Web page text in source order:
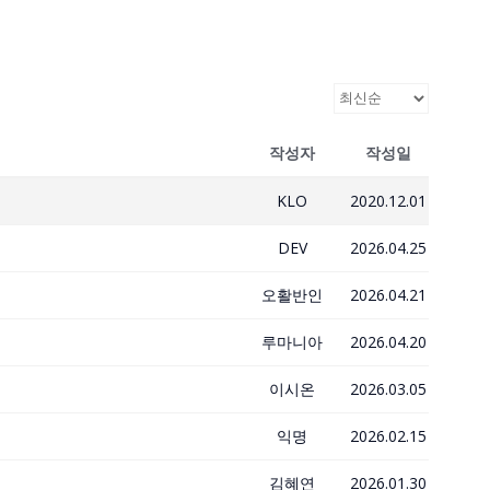
작성자 작성일
KLO 2020.12.01
DEV 2026.04.25
오활반인 2026.04.21
루마니아 2026.04.20
이시온 2026.03.05
익명 2026.02.15
김혜연 2026.01.30